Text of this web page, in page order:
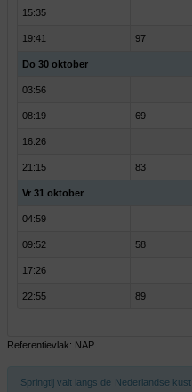
15:35
19:41 97
Do 30 oktober
03:56
08:19 69
16:26
21:15 83
Vr 31 oktober
04:59
09:52 58
17:26
22:55 89
Referentievlak: NAP
Springtij valt langs de Nederlandse